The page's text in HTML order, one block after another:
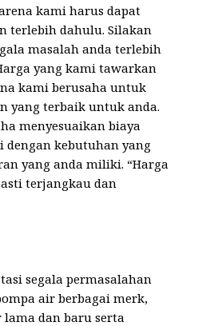
kami harus dapat
terlebih dahulu. Silakan
masalah anda terlebih
yang kami tawarkan
kami berusaha untuk
yang terbaik untuk anda.
menyesuaikan biaya
dengan kebutuhan yang
yang anda miliki. “Harga
terjangkau dan
segala permasalahan
air berbagai merk,
lama dan baru serta